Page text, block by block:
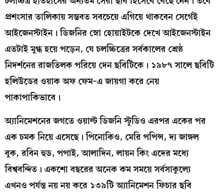
প্রশংসার তালিকায় সম্ভবত সবচেয়ে এগিয়ে থাকবেন সের্গেই
আইজেনস্টাইন। ডিজনির স্নো হোয়াইটকে দেখে আইজেনস্টাইন
এতটাই মুগ্ধ হয়ে পড়েন, যে চলচ্চিত্রের সর্বকালের শ্রেষ্ঠ
নিদর্শনের রাজতিলক পরিয়ে দেন ছবিটিকে। ১৯৮৭ সালে ছবিটি
হলিউডের ওয়াক অফ ফেম-এ জায়গা করে নেয়
পাকাপাকিভাবে।
অ্যানিমেশনের জগতে ওয়াল্ট ডিজনি স্টুডিও এরপর একের পর
এক চমক নিয়ে এসেছে। পিনোকিও, মেরি পপিন্স, দ্য জাঙ্গল
বুক, রবিন হুড, পপাই, আলাদিন, লায়ন কিং এদের মধ্যে
বিশ্ববন্দিত। একশো বছরের অনেক কম সময়ে সর্বসাকুল্যে
এখনও পর্যন্ত নয় নয় করে ১৩৯টি অ্যানিমেশন ফিচার ছবি